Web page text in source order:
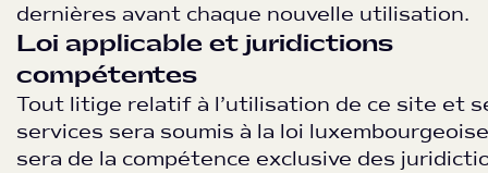
dernières avant chaque nouvelle utilisation.
Loi applicable et juridictions
compétentes
Tout litige relatif à l’utilisation de ce site et
services sera soumis à la loi
sera de la compétence exclusive des